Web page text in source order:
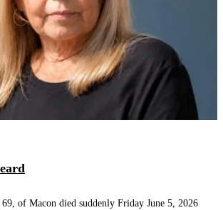
of Macon died suddenly Friday June 5, 2026